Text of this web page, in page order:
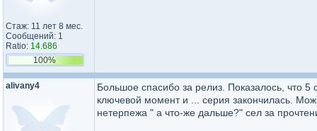
Стаж: 11 лет 8 мес.
Сообщений: 1
Ratio: 14.686
100%
alivany4
Большое спасибо за релиз. Показалось, что
ключевой момент и ... серия закончилась.
нетерпежа " а что-же дальше?" сел за